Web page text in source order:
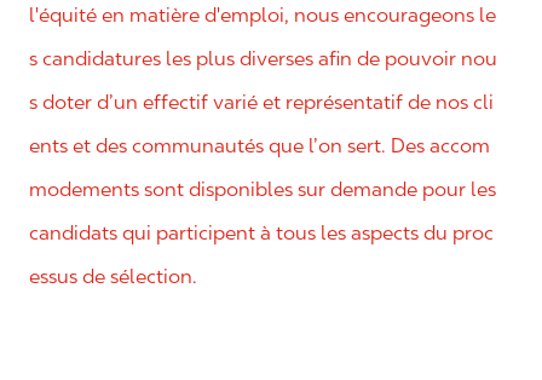
l'équité en matière d'emploi, nous encourageons le
s candidatures les plus diverses afin de pouvoir nou
s doter d’un effectif varié et représentatif de nos cli
ents et des communautés que l’on sert. Des accom
modements sont disponibles sur demande pour les
candidats qui participent à tous les aspects du proc
essus de sélection.